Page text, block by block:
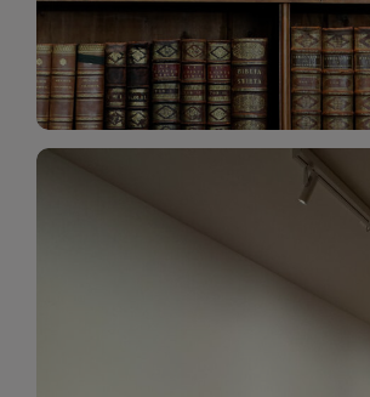
Katalog Zbiorów
Galeria Zdjęć
wspomnienia z wydarzeń, spotkań i